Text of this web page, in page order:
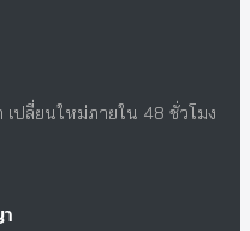
ปลี่ยนใหม่ภายใน 48 ชั่วโมง